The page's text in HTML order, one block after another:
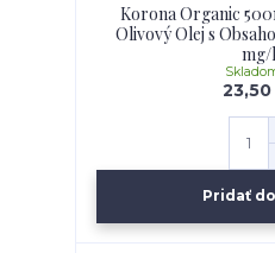
Korona Organic
Olivový Olej s
Pridať